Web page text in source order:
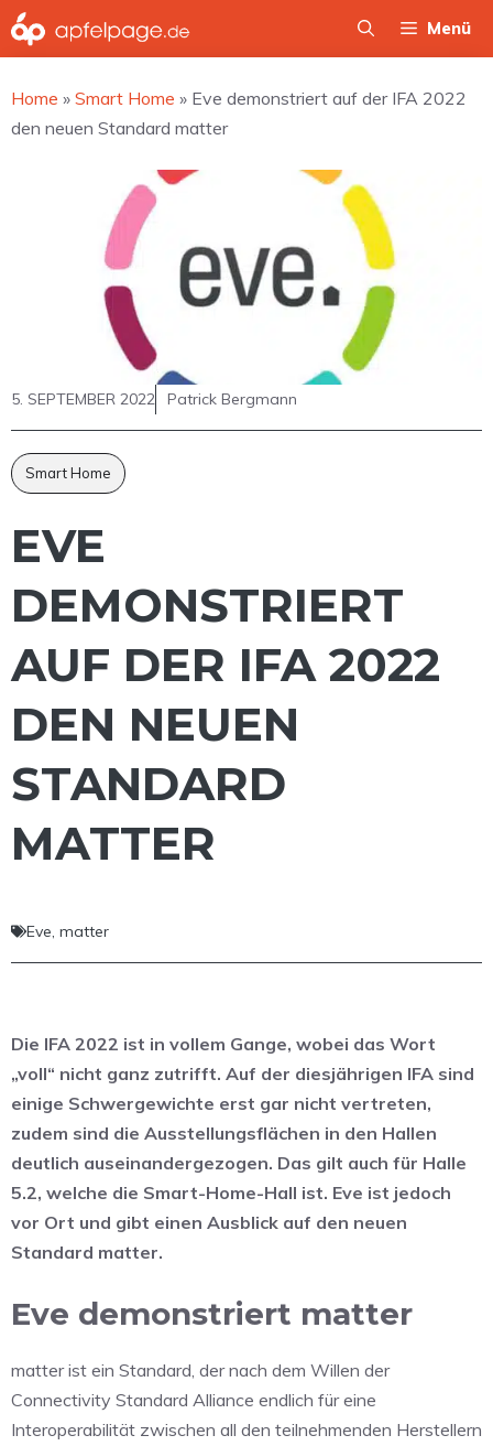
Zum
Inhalt
Menü
Home » Smart Home » Eve demonstriert auf der IFA 2022
den neuen Standard matter
5. SEPTEMBER 2022 Patrick Bergmann
Smart Home
EVE
DEMONSTRIERT
AUF DER IFA 2022
DEN NEUEN
STANDARD
MATTER
Eve, matter
Die IFA 2022 ist in vollem Gange, wobei das Wort
„voll“ nicht ganz zutrifft. Auf der diesjährigen IFA sind
einige Schwergewichte erst gar nicht vertreten,
zudem sind die Ausstellungsflächen in den Hallen
deutlich auseinandergezogen. Das gilt auch für Halle
5.2, welche die Smart-Home-Hall ist. Eve ist jedoch
vor Ort und gibt einen Ausblick auf den neuen
Standard matter.
Eve demonstriert matter
matter ist ein Standard, der nach dem Willen der
Connectivity Standard Alliance endlich für eine
Interoperabilität zwischen all den teilnehmenden Herstellern